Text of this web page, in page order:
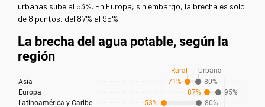
urbanas sube al 53%. En Europa, sin embargo, la brecha es solo
de 8 puntos, del 87% al 95%.